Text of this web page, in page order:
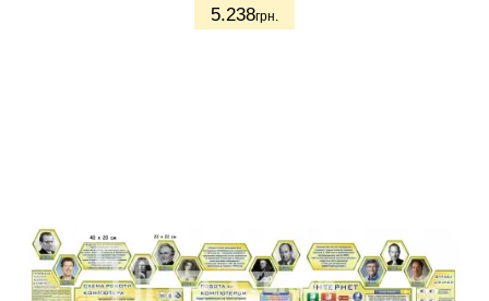
5.238грн.